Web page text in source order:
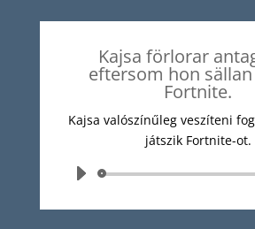
Kajsa förlorar
eftersom hon
Fortnite.
Kajsa valószínűleg veszíteni
játszik Fortnite-ot.
Audió